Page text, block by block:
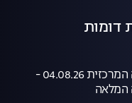
דומות
המהדורה המרכזית 04.08.26 -
המלאה